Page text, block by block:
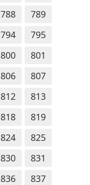
788
789
794
795
800
801
806
807
812
813
818
819
824
825
830
831
836
837